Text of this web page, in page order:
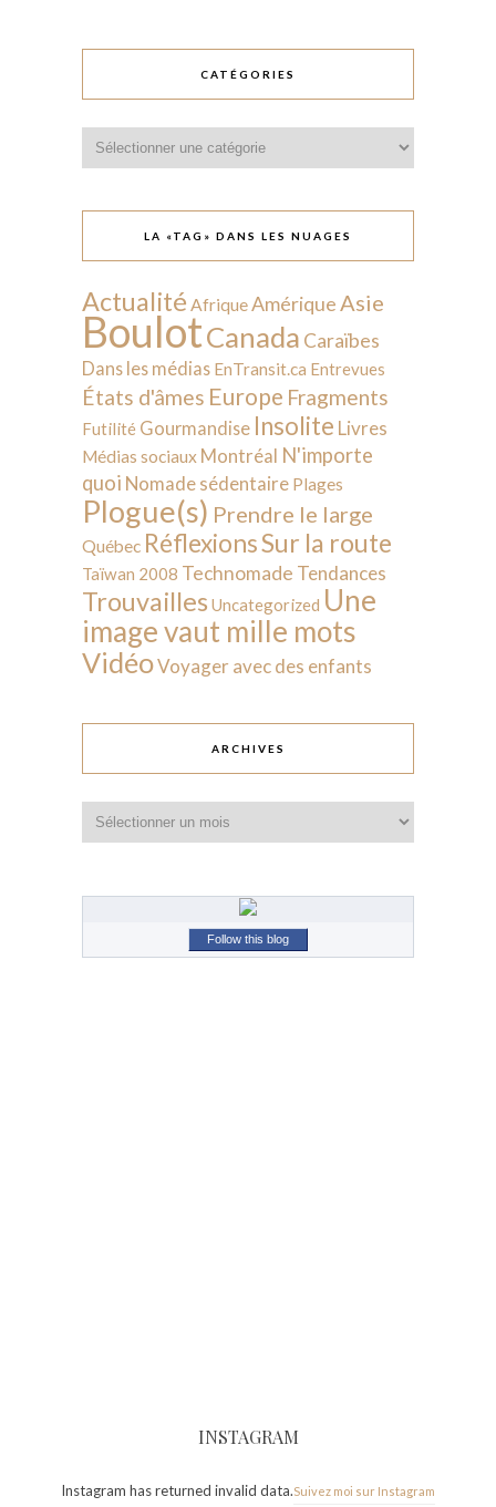
CATÉGORIES
LA «TAG» DANS LES NUAGES
Actualité AfriqueAmérique Asie
BoulotCanada Caraïbes
Dans les médias EnTransit.ca Entrevues
États d'âmes Europe Fragments
Futilité Gourmandise Insolite Livres
Médias sociaux Montréal N'importe
quoi Nomade sédentaire Plages
Plogue(s) Prendre le large
Québec RéflexionsSur la route
Taïwan 2008 Technomade Tendances
Trouvailles Uncategorized Une
image vaut mille mots
VidéoVoyager avec des enfants
ARCHIVES
Follow this blog
INSTAGRAM
Instagram has returned invalid data.Suivez moi sur Instagram